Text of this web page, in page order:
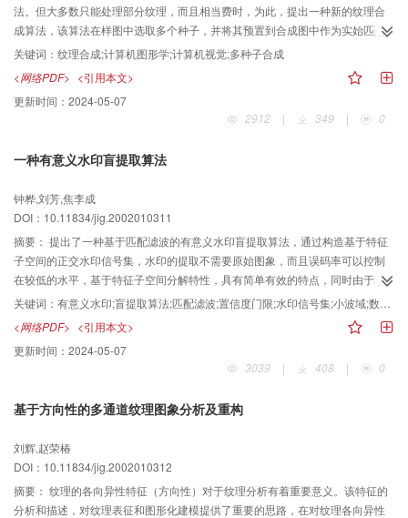
法。但大多数只能处理部分纹理，而且相当费时，为此，提出一种新的纹理合
成算法，该算法在样图中选取多个种子，并将其预置到合成图中作为实始匹配
点，然后通过螺旋状路径，在初始匹配点领域搜索寻找新匹配点进行合成，以
此循环，直至合成图充满为止，该方法大大加快了合成速度，与穷尽搜索法相
比，合成速度平均可以提高360倍，特别是在亮度空间合成时，在合成图象质量
与RGB空间结果基本相同的情况下，可以实现进一步加速，另外，该算法还可
合成沿方向变化的纹理，对不同纹理进行合成实验，其结果令人满意。
关键词： 纹理合成;计算机图形学;计算机视觉;多种子合成
<网络PDF> <引用本文>
更新时间： 2024-05-07
2912
| 349 | 0
一种有意义水印盲提取算法
钟桦,刘芳,焦李成
DOI：10.11834/jig.2002010311
摘要： 提出了一种基于匹配滤波的有意义水印盲提取算法，通过构造基于特征
子空间的正交水印信号集，水印的提取不需要原始图象，而且误码率可以控制
在较低的水平，基于特征子空间分解特性，具有简单有效的特点，同时由于水
印信号集由原始图象唯一生成，并具有一定的不可逆性，因此可以防止水印攻
击者利用非法产生的水印集来伪造有意义的水印。实验结果证明了该算法具有
较好的稳健性和不可见性，为了对提取字符的可靠性进行评价，还提出了一种
置信度门限，利用置信度门限可以有效地评估单个字符及整体水印的可靠性，
弥补了一些算法只提取有意义水印，而不加评估的缺点。
关键词： 有意义水印;盲提取算法;匹配滤波;置信度门限;水印信号集;小波域;数字水印;水印嵌入算法
<网络PDF> <引用本文>
更新时间： 2024-05-07
3039
| 408 | 0
基于方向性的多通道纹理图象分析及重构
刘辉,赵荣椿
DOI：10.11834/jig.2002010312
摘要： 纹理的各向异性特征（方向性）对于纹理分析有着重要意义。该特征的
分析和描述，对纹理表征和图形化建模提供了重要的思路，在对纹理各向异性